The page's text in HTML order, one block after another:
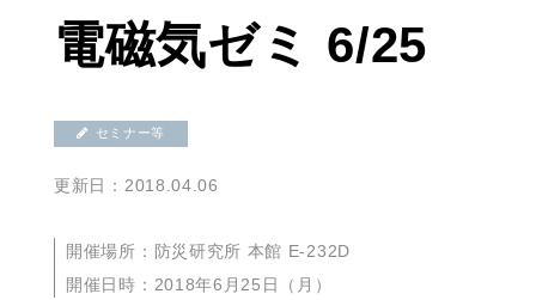
電磁気ゼミ 6/25
セミナー等
更新日：2018.04.06
開催場所：防災研究所 本館 E-232D
開催日時：2018年6月25日（月）